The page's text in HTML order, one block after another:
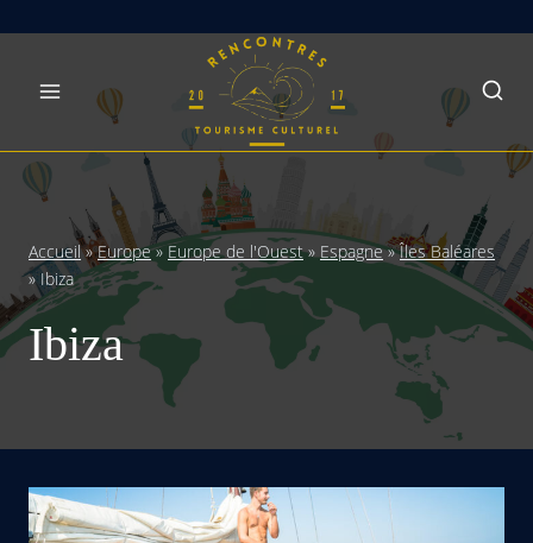
Accueil»Europe» Europe de l'Ouest» Espagne»Îles Baléares
» Ibiza
Ibiza